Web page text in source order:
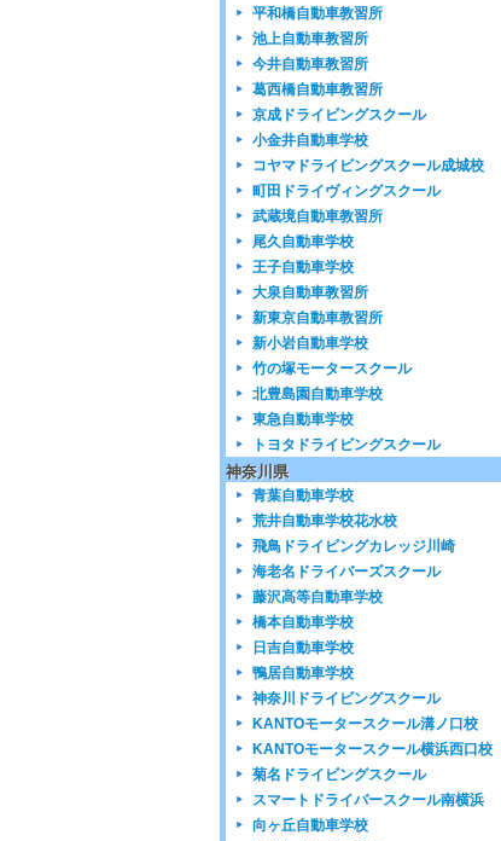
平和橋自動車教習所
池上自動車教習所
今井自動車教習所
葛西橋自動車教習所
京成ドライビングスクール
小金井自動車学校
コヤマドライビングスクール成城校
町田ドライヴィングスクール
武蔵境自動車教習所
尾久自動車学校
王子自動車学校
大泉自動車教習所
新東京自動車教習所
新小岩自動車学校
竹の塚モータースクール
北豊島園自動車学校
東急自動車学校
トヨタドライビングスクール
神奈川県
青葉自動車学校
荒井自動車学校花水校
飛鳥ドライビングカレッジ川崎
海老名ドライバーズスクール
藤沢高等自動車学校
橋本自動車学校
日吉自動車学校
鴨居自動車学校
神奈川ドライビングスクール
KANTOモータースクール溝ノ口校
KANTOモータースクール横浜西口校
菊名ドライビングスクール
スマートドライバースクール南横浜
向ヶ丘自動車学校